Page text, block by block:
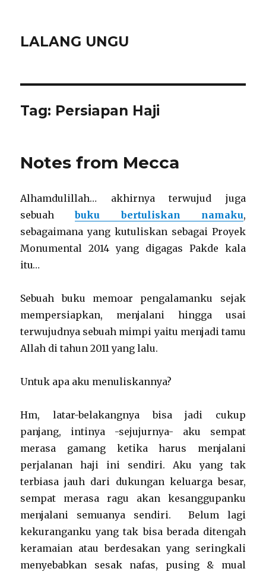
LALANG UNGU
Tag: Persiapan Haji
Notes from Mecca
Alhamdulillah… akhirnya terwujud juga
sebuahbuku bertuliskan namaku,
sebagaimana yang kutuliskan sebagai Proyek
Monumental 2014 yang digagas Pakde kala
itu…
Sebuah buku memoar pengalamanku sejak
mempersiapkan, menjalani hingga usai
terwujudnya sebuah mimpi yaitu menjadi tamu
Allah di tahun 2011 yang lalu.
Untuk apa aku menuliskannya?
Hm, latar-belakangnya bisa jadi cukup
panjang, intinya -sejujurnya- aku sempat
merasa gamang ketika harus menjalani
perjalanan haji ini sendiri. Aku yang tak
terbiasa jauh dari dukungan keluarga besar,
sempat merasa ragu akan kesanggupanku
menjalani semuanya sendiri. Belum lagi
kekuranganku yang tak bisa berada ditengah
keramaian atau berdesakan yang seringkali
menyebabkan sesak nafas, pusing & mual